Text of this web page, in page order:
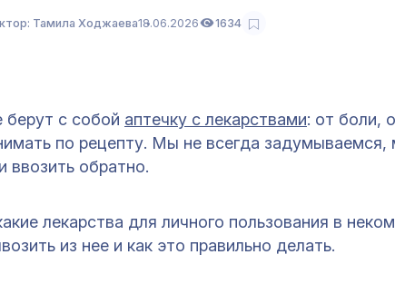
Тамила Ходжаева18.06.2026 1634
берут с собой аптечку с лекарствами: от боли,
по рецепту. Мы не всегда задумываемся,
ввозить обратно.
лекарства для личного пользования в
из нее и как это правильно делать.